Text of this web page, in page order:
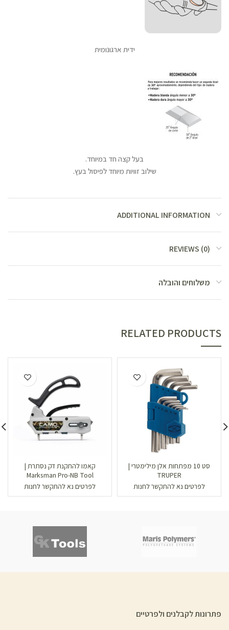
ידית ארגונומית
בעל קצה חד במיוחד.
שילוב זוויות מיוחד לפיסול בעץ.
ADDITIONAL INFORMATION
REVIEWS (0)
משלוחים והובלה
RELATED PRODUCTS
סט 10 מפתחות אלן מילימטרי |
TRUPER
לפרטים נא להתקשר לחנות
קאמו להתקנת דק נסתרת |
Marksman Pro-NB Tool
לפרטים נא להתקשר לחנות
פתרונות לקבלנים ולפרטיים